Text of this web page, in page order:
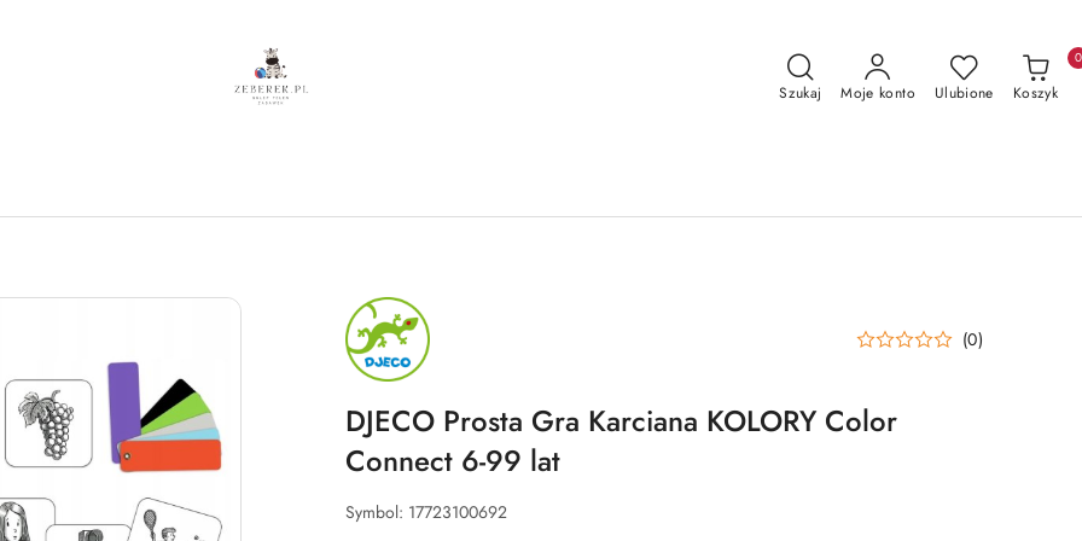
Szukaj Moje konto Ulubione Koszyk
0
NAZWA
PRODUCENTA:
DJECO (0)
DJECO Prosta Gra Karciana KOLORY Color
Connect 6-99 lat
Symbol: 17723100692